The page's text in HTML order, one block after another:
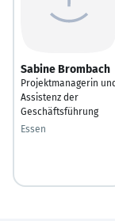
Sabine Brombach
Projektmanagerin
Assistenz der
Geschäftsführung
Essen